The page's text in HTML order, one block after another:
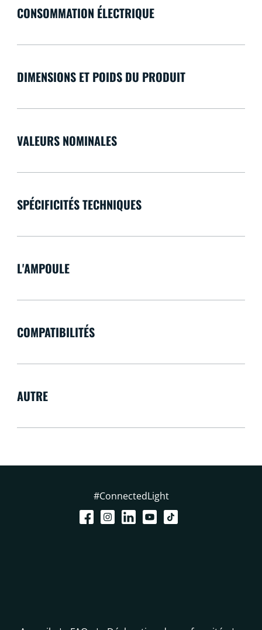
CONSOMMATION ÉLECTRIQUE
DIMENSIONS ET POIDS DU PRODUIT
VALEURS NOMINALES
SPÉCIFICITÉS TECHNIQUES
L'AMPOULE
COMPATIBILITÉS
AUTRE
#ConnectedLight